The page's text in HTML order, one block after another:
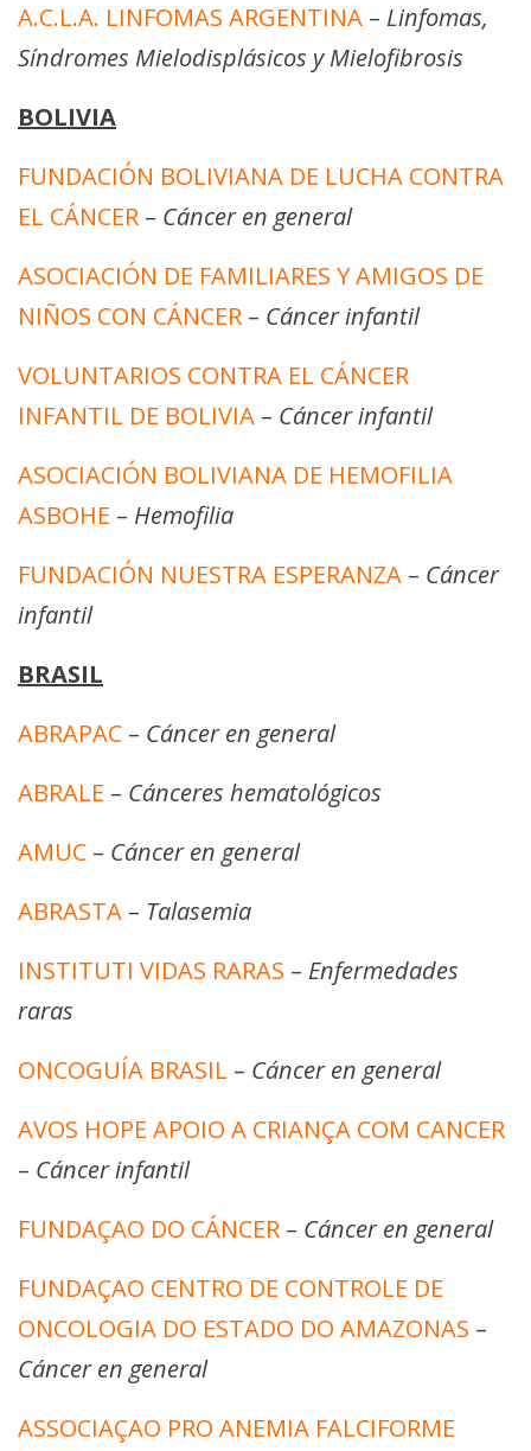
A.C.L.A. LINFOMAS ARGENTINA – Linfomas,
Síndromes Mielodisplásicos y Mielofibrosis
BOLIVIA
FUNDACIÓN BOLIVIANA DE LUCHA CONTRA
EL CÁNCER – Cáncer en general
ASOCIACIÓN DE FAMILIARES Y AMIGOS DE
NIÑOS CON CÁNCER – Cáncer infantil
VOLUNTARIOS CONTRA EL CÁNCER
INFANTIL DE BOLIVIA – Cáncer infantil
ASOCIACIÓN BOLIVIANA DE HEMOFILIA
ASBOHE – Hemofilia
FUNDACIÓN NUESTRA ESPERANZA – Cáncer
infantil
BRASIL
ABRAPAC – Cáncer en general
ABRALE – Cánceres hematológicos
AMUC – Cáncer en general
ABRASTA – Talasemia
INSTITUTI VIDAS RARAS – Enfermedades
raras
ONCOGUÍA BRASIL – Cáncer en general
AVOS HOPE APOIO A CRIANÇA COM CANCER
– Cáncer infantil
FUNDAÇAO DO CÁNCER – Cáncer en general
FUNDAÇAO CENTRO DE CONTROLE DE
ONCOLOGIA DO ESTADO DO AMAZONAS –
Cáncer en general
ASSOCIAÇAO PRO ANEMIA FALCIFORME